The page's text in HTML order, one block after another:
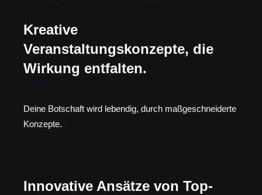
Kreative
Veranstaltungskonzepte, die
Wirkung entfalten.
Deine Botschaft wird lebendig, durch maßgeschneiderte
Konzepte.
Innovative Ansätze von Top-